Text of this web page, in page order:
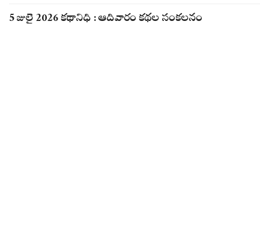
5 జులై 2026 కథానిధి : ఆదివారం కథల సంకలనం